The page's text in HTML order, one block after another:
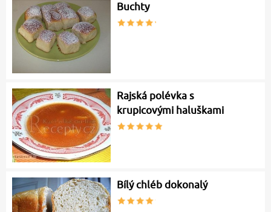
Buchty
Rajská polévka s
krupicovými haluškami
Bílý chléb dokonalý